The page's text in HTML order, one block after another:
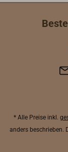
* Alle Preise inkl.
anders beschrieben.